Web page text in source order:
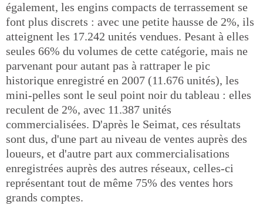
également, les engins compacts de terrassement se
font plus discrets : avec une petite hausse de 2%, ils
atteignent les 17.242 unités vendues. Pesant à elles
seules 66% du volumes de cette catégorie, mais ne
parvenant pour autant pas à rattraper le pic
historique enregistré en 2007 (11.676 unités), les
mini-pelles sont le seul point noir du tableau : elles
reculent de 2%, avec 11.387 unités
commercialisées. D'après le Seimat, ces résultats
sont dus, d'une part au niveau de ventes auprès des
loueurs, et d'autre part aux commercialisations
enregistrées auprès des autres réseaux, celles-ci
représentant tout de même 75% des ventes hors
grands comptes.